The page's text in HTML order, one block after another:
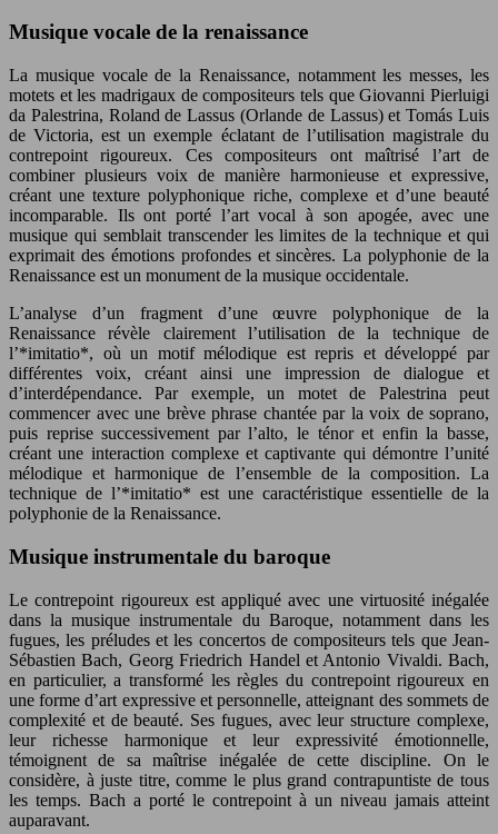
Musique vocale de la renaissance
La musique vocale de la Renaissance, notamment les messes, les
motets et les madrigaux de compositeurs tels que Giovanni Pierluigi
da Palestrina, Roland de Lassus (Orlande de Lassus) et Tomás Luis
de Victoria, est un exemple éclatant de l’utilisation magistrale du
contrepoint rigoureux. Ces compositeurs ont maîtrisé l’art de
combiner plusieurs voix de manière harmonieuse et expressive,
créant une texture polyphonique riche, complexe et d’une beauté
incomparable. Ils ont porté l’art vocal à son apogée, avec une
musique qui semblait transcender les limites de la technique et qui
exprimait des émotions profondes et sincères. La polyphonie de la
Renaissance est un monument de la musique occidentale.
L’analyse d’un fragment d’une œuvre polyphonique de la
Renaissance révèle clairement l’utilisation de la technique de
l’*imitatio*, où un motif mélodique est repris et développé par
différentes voix, créant ainsi une impression de dialogue et
d’interdépendance. Par exemple, un motet de Palestrina peut
commencer avec une brève phrase chantée par la voix de soprano,
puis reprise successivement par l’alto, le ténor et enfin la basse,
créant une interaction complexe et captivante qui démontre l’unité
mélodique et harmonique de l’ensemble de la composition. La
technique de l’*imitatio* est une caractéristique essentielle de la
polyphonie de la Renaissance.
Musique instrumentale du baroque
Le contrepoint rigoureux est appliqué avec une virtuosité inégalée
dans la musique instrumentale du Baroque, notamment dans les
fugues, les préludes et les concertos de compositeurs tels que Jean-
Sébastien Bach, Georg Friedrich Handel et Antonio Vivaldi. Bach,
en particulier, a transformé les règles du contrepoint rigoureux en
une forme d’art expressive et personnelle, atteignant des sommets de
complexité et de beauté. Ses fugues, avec leur structure complexe,
leur richesse harmonique et leur expressivité émotionnelle,
témoignent de sa maîtrise inégalée de cette discipline. On le
considère, à juste titre, comme le plus grand contrapuntiste de tous
les temps. Bach a porté le contrepoint à un niveau jamais atteint
auparavant.